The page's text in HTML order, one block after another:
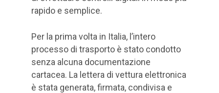
rapido e semplice.
Per la prima volta in Italia, l’intero
processo di trasporto è stato condotto
senza alcuna documentazione
cartacea. La lettera di vettura elettronica
è stata generata, firmata, condivisa e